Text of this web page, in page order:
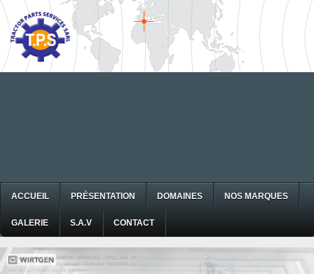
ACCUEIL PRÉSENTATION DOMAINES NOS MARQUES
GALERIE S.A.V CONTACT
La Sarl TRACTOR PARTS SERVICES (TPS) est le
représentant officiel du groupe Allemand WIRTGEN en
Algérie, distribuant ses six marques.